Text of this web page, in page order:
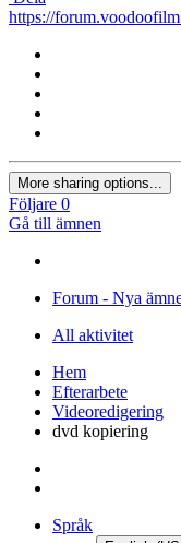
Surfplatta
Telefon
https://
More sharing options...
Gå till ämnen
Forum - Nya
Hem